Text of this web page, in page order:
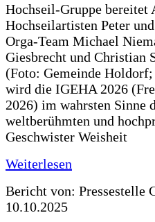
Hochseil-Gruppe bereitet
Hochseilartisten Peter
Orga-Team Michael
Giesbrecht und Christian
(Foto: Gemeinde
wird die IGEHA 2026
2026) im wahrsten Sinne
weltberühmten und
Geschwister Weisheit
Weiterlesen
Bericht von: Pressestelle
10.10.2025